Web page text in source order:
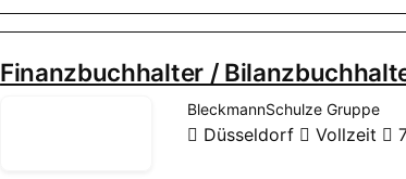
Finanzbuchhalter /
BleckmannSchulze Gruppe
Düsseldorf Vollzeit